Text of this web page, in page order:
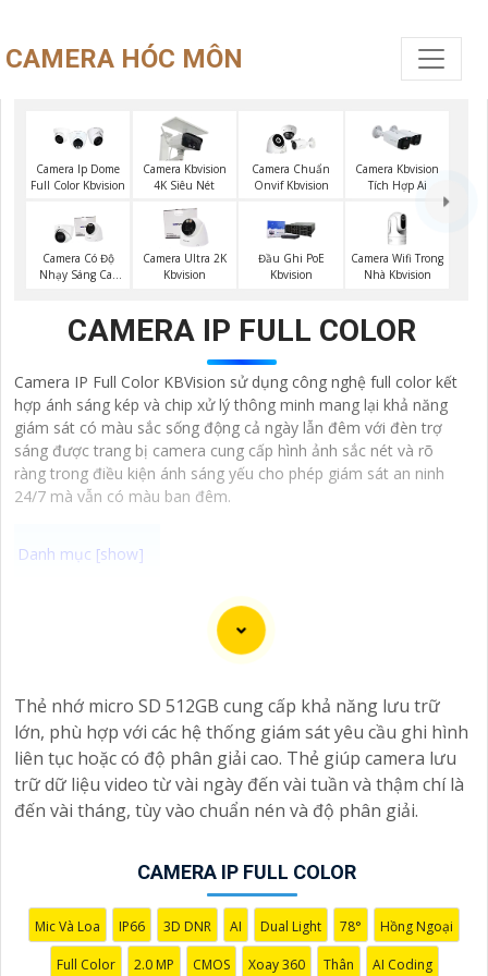
CAMERA HÓC MÔN
Camera Ip Dome
Full Color Kbvision
Camera Kbvision
4K Siêu Nét
Camera Chuẩn
Onvif Kbvision
Camera Kbvision
Tích Hợp Ai
Camera Có Độ
Nhạy Sáng Cao
Camera Ultra 2K
Kbvision
Đầu Ghi PoE
Kbvision
Camera Wifi Trong
Nhà Kbvision
CAMERA IP FULL COLOR
Camera IP Full Color KBVision sử dụng công nghệ full color kết
hợp ánh sáng kép và chip xử lý thông minh mang lại khả năng
giám sát có màu sắc sống động cả ngày lẫn đêm với đèn trợ
sáng được trang bị camera cung cấp hình ảnh sắc nét và rõ
ràng trong điều kiện ánh sáng yếu cho phép giám sát an ninh
24/7 mà vẫn có màu ban đêm.
Chào bạn, dưới đây là một số câu giới thiệu cho việc
mua Camera Kbvision với chiết khấu cao và giải pháp
với chiết khấu hấp dẫn? Hãy đến với chúng tôi để nhận
ưu đãi đặc biệt và được tư vấn về giải pháp chính xác
nhất cho nhu cầu an ninh của bạn!"
️🏅️2:"Bạn muốn mua Camera Kbvision với giá ưu đãi và
giải pháp phù hợp? Liên hệ ngay với chúng tôi để được
"Chúng tôi cam kết cung cấp Camera Kbvision
chính hãng với chiết khấu cao nhất trên thị trường. Hãy
đến với chúng tôi để trải nghiệm dịch vụ tốt nhất và
nhận được sự tư vấn chuyên nghiệp về giải pháp an
Thẻ nhớ micro SD 512GB cung cấp khả năng lưu trữ
lớn, phù hợp với các hệ thống giám sát yêu cầu ghi hình
liên tục hoặc có độ phân giải cao. Thẻ giúp camera lưu
trữ dữ liệu video từ vài ngày đến vài tuần và thậm chí là
đến vài tháng, tùy vào chuẩn nén và độ phân giải.
CAMERA IP FULL COLOR
Mic Và Loa IP66 3D DNR AI Dual Light 78° Hồng Ngoại
Full Color 2.0 MP CMOS Xoay 360 Thân AI Coding